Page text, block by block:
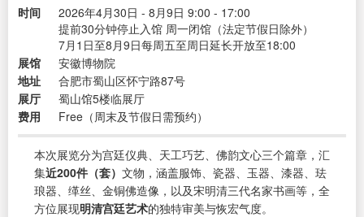
时间
2026年4月30日 - 8月9日 9:00 - 17:00
提前30分钟停止入馆 周一闭馆（法定节假日除外）
7月1日至8月9日每周五至周日延长开放至18:00
展馆
安徽博物院
地址
合肥市蜀山区怀宁路87号
展厅
蜀山馆5楼临展厅
费用
Free（周末及节假日需预约）
本次展览分为宫廷仪典、天工巧艺、佛韵文心三个篇章，汇
集近200件（套） 文物，涵盖服饰、瓷器、玉器、漆器、珐
琅器、缂丝、金铜佛造像，以及宋明清三代名家书画等，全
方位展现明清宫廷艺术的独特审美与恢宏气度。